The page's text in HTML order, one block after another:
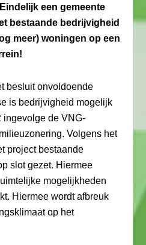
Eindelijk een gemeente
bestaande bedrijvigheid
meer) woningen op een
besluit onvoldoende
is bedrijvigheid mogelijk
ingevolge de VNG-
Volgens het
project bestaande
slot gezet. Hiermee
mogelijkheden
Hiermee wordt afbreuk
op het